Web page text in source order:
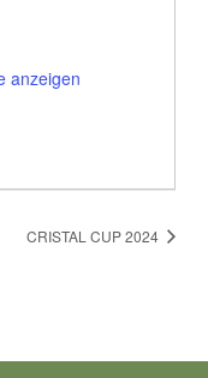
anzeigen
CRISTAL CUP 2024